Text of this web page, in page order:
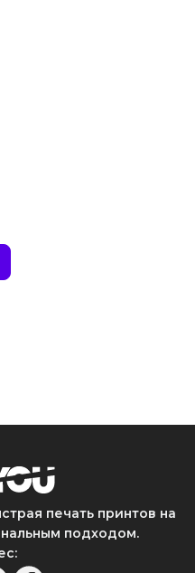
печать принтов на
подходом.
: